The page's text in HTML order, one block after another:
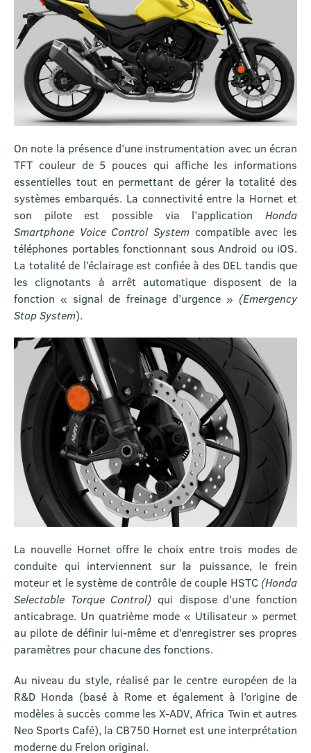
On note la présence d’une instrumentation avec un écran
TFT couleur de 5 pouces qui affiche les informations
essentielles tout en permettant de gérer la totalité des
systèmes embarqués. La connectivité entre la Hornet et
son pilote est possible via l’application Honda
Smartphone Voice Control System compatible avec les
téléphones portables fonctionnant sous Android ou iOS.
La totalité de l’éclairage est confiée à des DEL tandis que
les clignotants à arrêt automatique disposent de la
fonction « signal de freinage d’urgence » (Emergency
Stop System).
La nouvelle Hornet offre le choix entre trois modes de
conduite qui interviennent sur la puissance, le frein
moteur et le système de contrôle de couple HSTC(Honda
Selectable Torque Control) qui dispose d’une fonction
anticabrage. Un quatrième mode « Utilisateur » permet
au pilote de définir lui-même et d’enregistrer ses propres
paramètres pour chacune des fonctions.
Au niveau du style, réalisé par le centre européen de la
R&D Honda (basé à Rome et également à l’origine de
modèles à succès comme les X-ADV, Africa Twin et autres
Neo Sports Café), la CB750 Hornet est une interprétation
moderne du Frelon original.